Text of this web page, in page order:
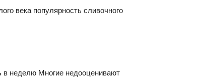
века популярность сливочного
в неделю Многие недооценивают